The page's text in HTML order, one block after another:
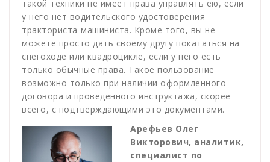
такой техники не имеет права управлять ею, если
у него нет водительского удостоверения
тракториста-машиниста. Кроме того, вы не
можете просто дать своему другу покататься на
снегоходе или квадроцикле, если у него есть
только обычные права. Такое пользование
возможно только при наличии оформленного
договора и проведенного инструктажа, скорее
всего, с подтверждающими это документами.
Арефьев Олег
Викторович, аналитик,
специалист по